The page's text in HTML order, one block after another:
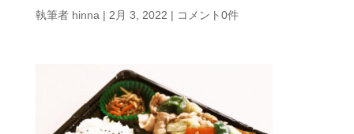
執筆者 hinna | 2月 3, 2022 | コメント0件